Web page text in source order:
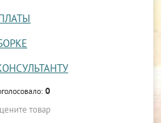
0
товар